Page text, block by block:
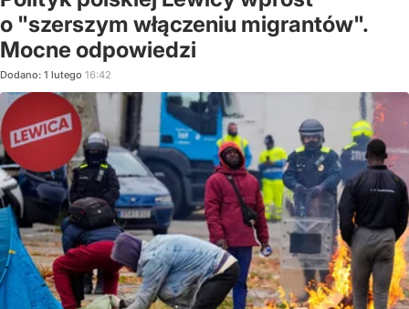
o "szerszym włączeniu migrantów".
Mocne odpowiedzi
Dodano: 1 lutego 16:42